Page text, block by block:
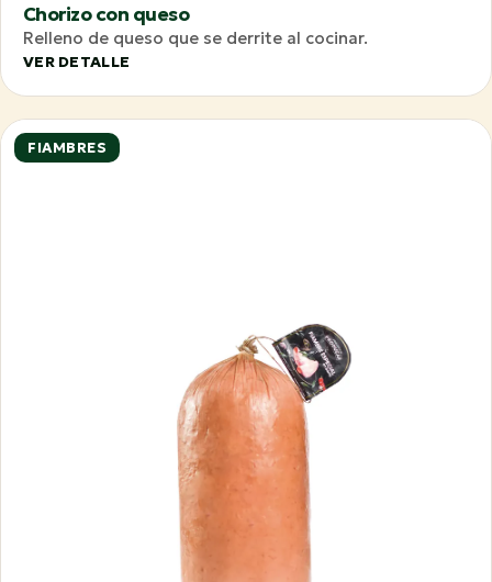
Chorizo con queso
Relleno de queso que se derrite al cocinar.
VER DETALLE
FIAMBRES